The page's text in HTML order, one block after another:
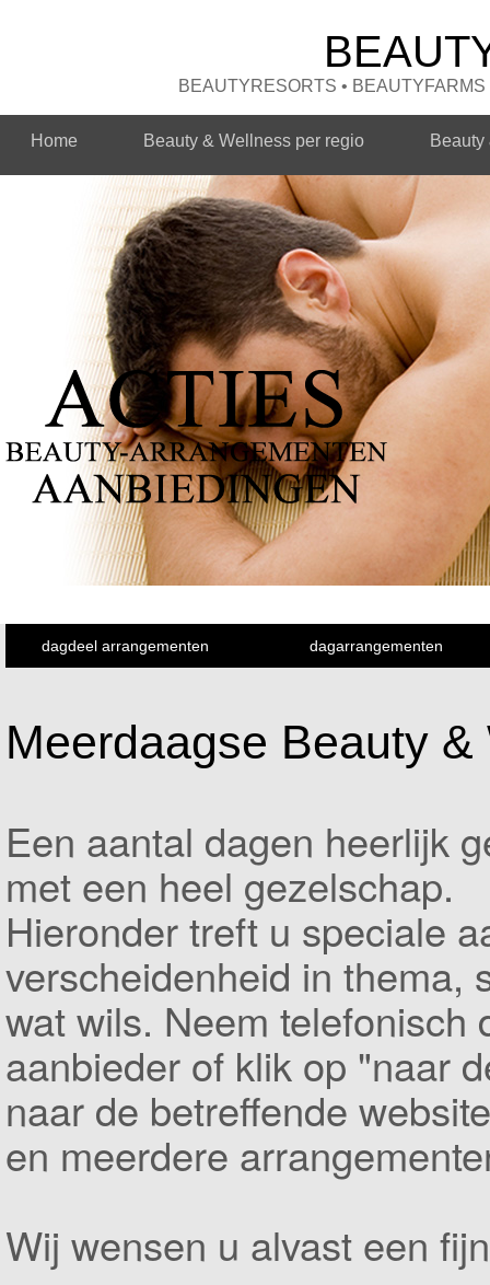
BEAUTYRESORTS •
Home Beauty & Wellness per regio Beauty
dagdeel arrangementen dagarrangementen
Meerdaagse Beauty
Een aantal dagen heerlijk
met een heel gezelschap.
Hieronder treft u speciale
verscheidenheid in thema,
wat wils. Neem telefonisch
aanbieder of klik op "naar
naar de betreffende
en meerdere
Wij wensen u alvast een